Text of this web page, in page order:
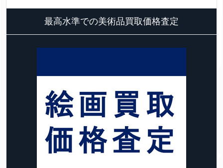
最高水準での美術品買取価格査定